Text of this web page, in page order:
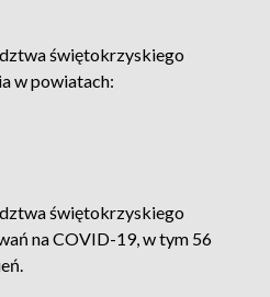
świętokrzyskiego
w powiatach:
świętokrzyskiego
na COVID-19, w tym 56